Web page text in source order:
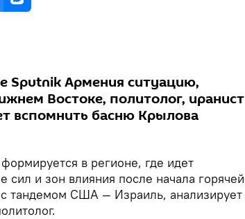
Sputnik Армения ситуацию,
Востоке, политолог, иранист
вспомнить басню Крылова
в регионе, где идет
сил и зон влияния после начала горячей
тандемом США — Израиль, анализирует